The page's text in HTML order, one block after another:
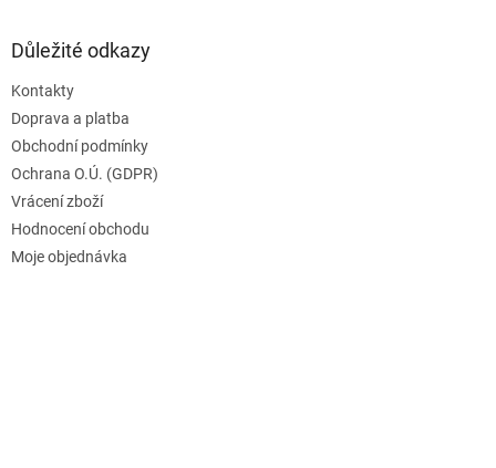
Důležité odkazy
Kontakty
Doprava a platba
Obchodní podmínky
Ochrana O.Ú. (GDPR)
Vrácení zboží
Hodnocení obchodu
Moje objednávka